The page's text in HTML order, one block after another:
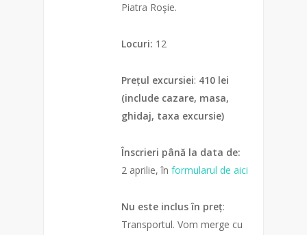
Piatra Roşie.
Locuri: 12
Prețul excursiei: 410 lei
(include cazare, masa,
ghidaj, taxa excursie)
Înscrieri până la data de:
2 aprilie, în formularul de aici
Nu este inclus în preț:
Transportul. Vom merge cu